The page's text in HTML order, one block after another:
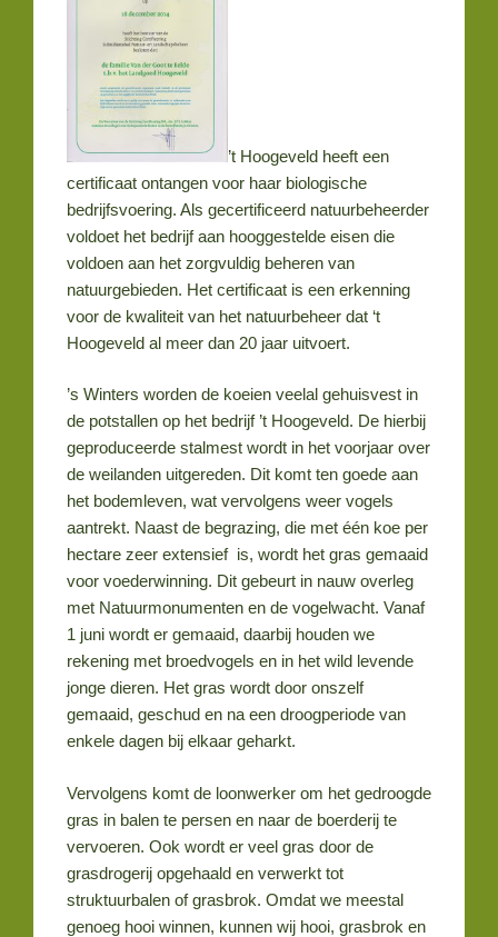
’t Hoogeveld heeft een
certificaat ontangen voor haar biologische
bedrijfsvoering. Als gecertificeerd natuurbeheerder
voldoet het bedrijf aan hooggestelde eisen die
voldoen aan het zorgvuldig beheren van
natuurgebieden. Het certificaat is een erkenning
voor de kwaliteit van het natuurbeheer dat ‘t
Hoogeveld al meer dan 20 jaar uitvoert.
’s Winters worden de koeien veelal gehuisvest in
de potstallen op het bedrijf ’t Hoogeveld. De hierbij
geproduceerde stalmest wordt in het voorjaar over
de weilanden uitgereden. Dit komt ten goede aan
het bodemleven, wat vervolgens weer vogels
aantrekt. Naast de begrazing, die met één koe per
hectare zeer extensief is, wordt het gras gemaaid
voor voederwinning. Dit gebeurt in nauw overleg
met Natuurmonumenten en de vogelwacht. Vanaf
1 juni wordt er gemaaid, daarbij houden we
rekening met broedvogels en in het wild levende
jonge dieren. Het gras wordt door onszelf
gemaaid, geschud en na een droogperiode van
enkele dagen bij elkaar geharkt.
Vervolgens komt de loonwerker om het gedroogde
gras in balen te persen en naar de boerderij te
vervoeren. Ook wordt er veel gras door de
grasdrogerij opgehaald en verwerkt tot
struktuurbalen of grasbrok. Omdat we meestal
genoeg hooi winnen, kunnen wij hooi, grasbrok en